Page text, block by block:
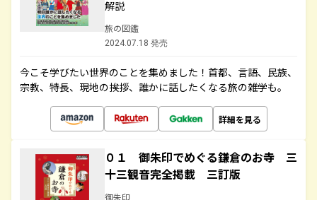
解説
旅の図鑑
2024.07.18 発売
今こそ学びたい世界のことを集めました！首都、言語、民族、
宗教、特長、現地の挨拶、誰かに話したくなる旅の雑学も。
詳細を見る
０１ 御朱印でめぐる鎌倉のお寺 三
十三観音完全掲載 三訂版
御朱印